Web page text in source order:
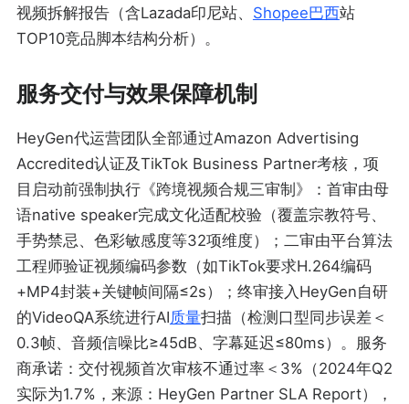
视频拆解报告（含Lazada印尼站、 Shopee巴西站
TOP10竞品脚本结构分析）。
服务交付与效果保障机制
HeyGen代运营团队全部通过Amazon Advertising
Accredited认证及TikTok Business Partner考核，项
目启动前强制执行《跨境视频合规三审制》：首审由母
语native speaker完成文化适配校验（覆盖宗教符号、
手势禁忌、色彩敏感度等32项维度）；二审由平台算法
工程师验证视频编码参数（如TikTok要求H.264编码
+MP4封装+关键帧间隔≤2s）；终审接入HeyGen自研
的VideoQA系统进行AI质量扫描（检测口型同步误差＜
0.3帧、音频信噪比≥45dB、字幕延迟≤80ms）。服务
商承诺：交付视频首次审核不通过率＜3%（2024年Q2
实际为1.7%，来源：HeyGen Partner SLA Report），